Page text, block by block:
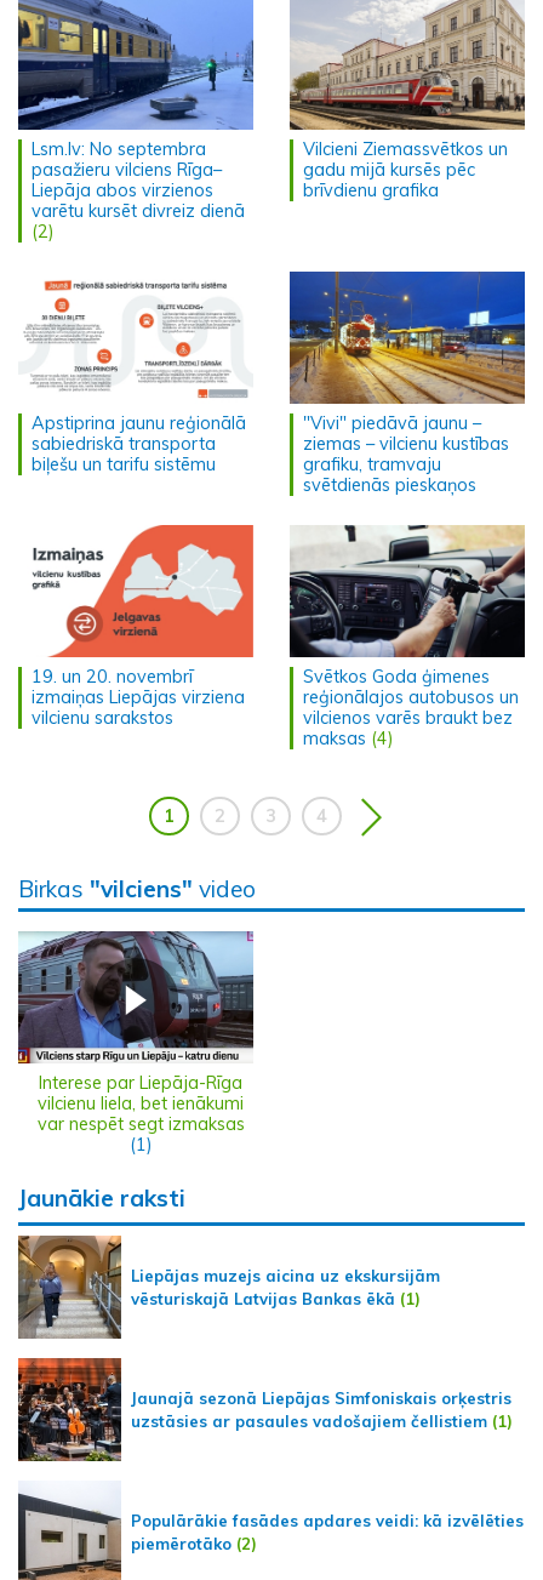
Lsm.lv: No septembra
pasažieru vilciens Rīga–
Liepāja abos virzienos
varētu kursēt divreiz dienā
(2)
Vilcieni Ziemassvētkos un
gadu mijā kursēs pēc
brīvdienu grafika
Apstiprina jaunu reģionālā
sabiedriskā transporta
biļešu un tarifu sistēmu
"Vivi" piedāvā jaunu –
ziemas – vilcienu kustības
grafiku, tramvaju
svētdienās pieskaņos
19. un 20. novembrī
izmaiņas Liepājas virziena
vilcienu sarakstos
Svētkos Goda ģimenes
reģionālajos autobusos un
vilcienos varēs braukt bez
maksas (4)
1 2 3 4
Birkas "vilciens" video
Interese par Liepāja-Rīga
vilcienu liela, bet ienākumi
var nespēt segt izmaksas
(1)
Jaunākie raksti
Liepājas muzejs aicina uz ekskursijām
vēsturiskajā Latvijas Bankas ēkā (1)
Jaunajā sezonā Liepājas Simfoniskais orķestris
uzstāsies ar pasaules vadošajiem čellistiem (1)
Populārākie fasādes apdares veidi: kā izvēlēties
piemērotāko (2)